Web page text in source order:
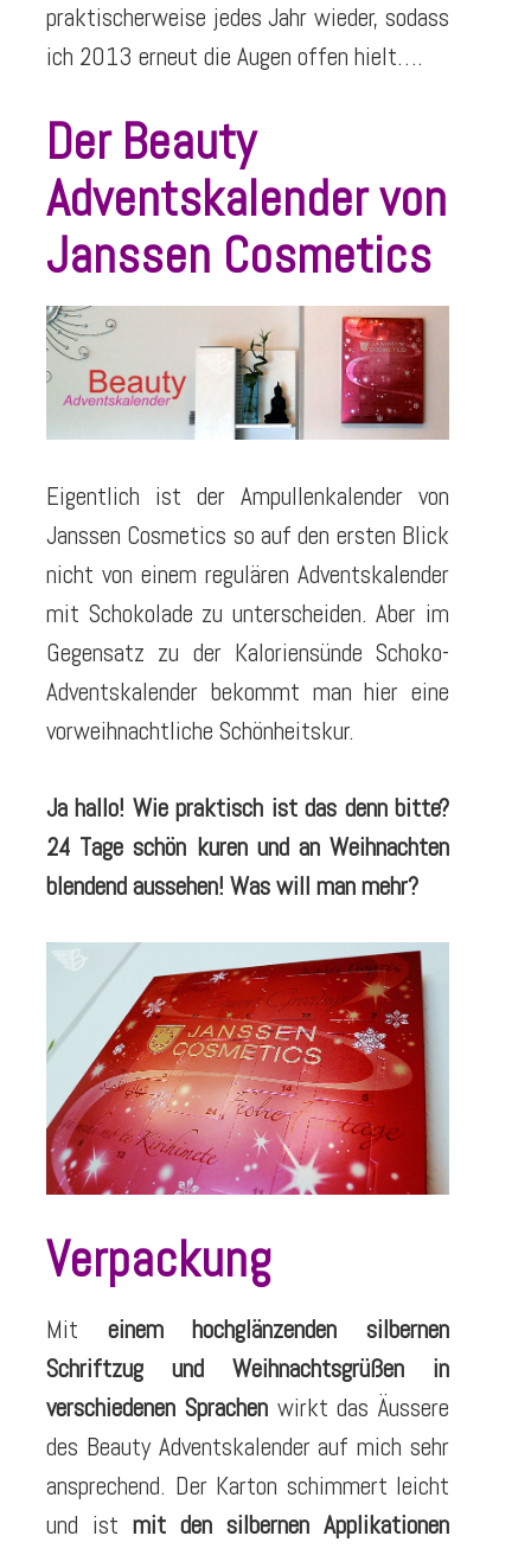
praktischerweise jedes Jahr wieder, sodass
ich 2013 erneut die Augen offen hielt….
Der Beauty
Adventskalender von
Janssen Cosmetics
Eigentlich ist der Ampullenkalender von
Janssen Cosmetics so auf den ersten Blick
nicht von einem regulären Adventskalender
mit Schokolade zu unterscheiden. Aber im
Gegensatz zu der Kaloriensünde Schoko-
Adventskalender bekommt man hier eine
vorweihnachtliche Schönheitskur.
Ja hallo! Wie praktisch ist das denn bitte?
24 Tage schön kuren und an Weihnachten
blendend aussehen! Was will man mehr?
Verpackung
Mit einem hochglänzenden silbernen
Schriftzug und Weihnachtsgrüßen in
verschiedenen Sprachenwirkt das Äussere
des Beauty Adventskalender auf mich sehr
ansprechend. Der Karton schimmert leicht
und ist mit den silbernen Applikationen